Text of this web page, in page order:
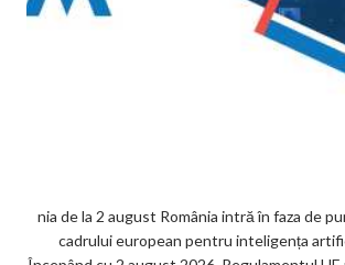
nia de la 2 august România intră în faza de
cadrului european pentru inteligența